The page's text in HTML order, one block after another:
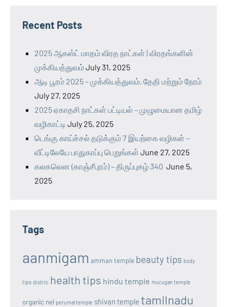
Recent Posts
2025 ஆகஸ்ட் மாதம் விரத நாட்கள் | விரதங்களின்
முக்கியத்துவம்July 31, 2025
ஆடி பூரம் 2025 – முக்கியத்துவம், தேதி மற்றும் நேரம்
July 27, 2025
2025 ஏகாதசி நாட்கள் பட்டியல் – முழுமையான தமிழ்
வழிகாட்டி July 25, 2025
டெங்கு காய்ச்சல் தடுக்கும் 7 இயற்கை வழிகள் –
வீட்டிலேயே பாதுகாப்பு பெறுங்கள் June 27, 2025
கலகலென (காஞ்சீபுரம்) – திருப்புகழ் 340 June 5,
2025
Tags
aanmigam amman temple beauty tips body
tips distric health tips hindu temple murugan temple
organic nel perumal temple shivan temple tamilnadu